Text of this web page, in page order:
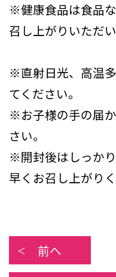
※健康食品は食品
召し上がりいただ
※直射日光、高温
てください。
※お子様の手の届
さい。
※開封後はしっか
早くお召し上がりく
前へ